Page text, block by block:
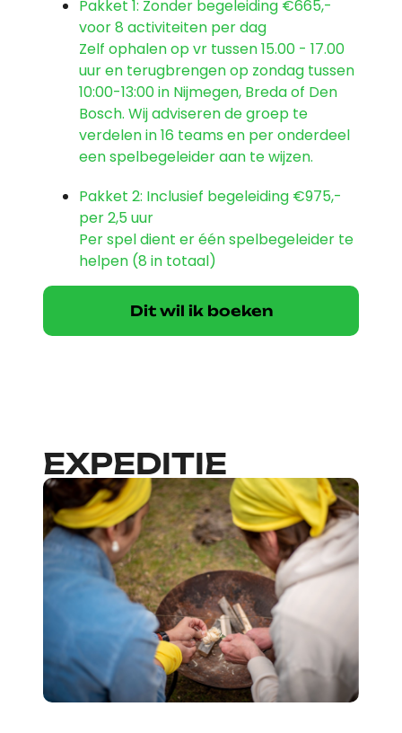
Pakket 1: Zonder begeleiding €665,-
voor 8 activiteiten per dag
Zelf ophalen op vr tussen 15.00 - 17.00
uur en terugbrengen op zondag tussen
10:00-13:00 in Nijmegen, Breda of Den
Bosch. Wij adviseren de groep te
verdelen in 16 teams en per onderdeel
een spelbegeleider aan te wijzen.
Pakket 2: Inclusief begeleiding €975,-
per 2,5 uur
Per spel dient er één spelbegeleider te
helpen (8 in totaal)
Dit wil ik boeken
EXPEDITIE